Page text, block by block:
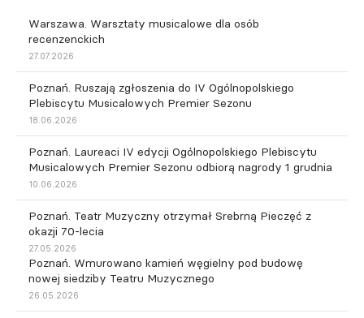
Warszawa. Warsztaty musicalowe dla osób
recenzenckich
27.07.2026
Poznań. Ruszają zgłoszenia do IV Ogólnopolskiego
Plebiscytu Musicalowych Premier Sezonu
18.06.2026
Poznań. Laureaci IV edycji Ogólnopolskiego Plebiscytu
Musicalowych Premier Sezonu odbiorą nagrody 1 grudnia
10.06.2026
Poznań. Teatr Muzyczny otrzymał Srebrną Pieczęć z
okazji 70-lecia
27.05.2026
Poznań. Wmurowano kamień węgielny pod budowę
nowej siedziby Teatru Muzycznego
26.05.2026